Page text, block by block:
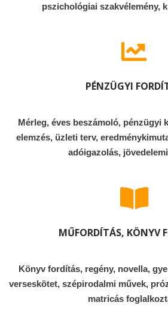
pszichológiai szakvélemény,
PÉNZÜGYI
Mérleg, éves beszámoló, pénzügyi
elemzés, üzleti terv,
adóigazolás,
MŰFORDÍTÁS, KÖNYV
Könyv fordítás, regény, novella,
verseskötet, szépirodalmi művek,
matricás